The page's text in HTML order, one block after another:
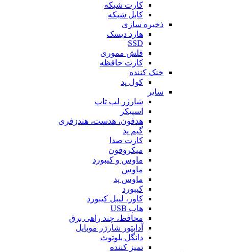
کارت شبکه
کابل شبکه
ذخیره سازی
هارد دیسک
SSD
فلش مموری
کارت حافظه
خنک کننده
کول پد
سایر
شارژر لپ تاپ
اسپیکر
هدفون، هدست، هندزفری
گیم پد
کارت صدا
میکروفون
ماوس و کیبورد
ماوس
ماوس پد
کیبورد
کاور، لیبل کیبورد
هاب USB
محافظ، چند راهی برق
آداپتور شارژر موبایل
دانگل بلوتوث
تمیز کننده